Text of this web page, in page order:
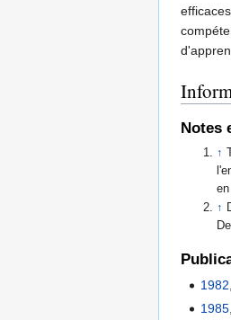
Notes
↑
↑
1982
1985